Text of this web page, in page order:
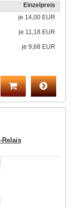
Einzelpreis
je 14,00 EUR
je 11,18 EUR
je 9,68 EUR
Relais